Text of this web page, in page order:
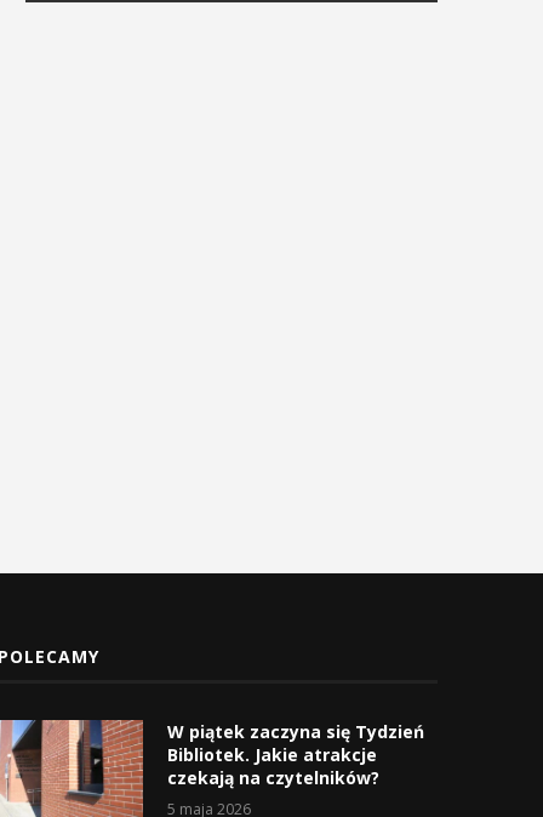
POLECAMY
W piątek zaczyna się Tydzień
Bibliotek. Jakie atrakcje
czekają na czytelników?
5 maja 2026